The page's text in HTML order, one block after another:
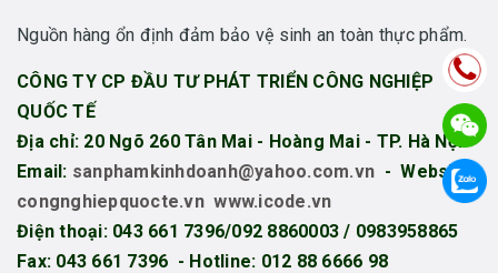
Nguồn hàng ổn định đảm bảo vệ sinh an toàn thực phẩm.
CÔNG TY CP ĐẦU TƯ PHÁT TRIỂN CÔNG NGHIỆP
QUỐC TẾ
Địa chỉ: 20 Ngõ 260 Tân Mai - Hoàng Mai - TP. Hà Nội
Email: sanphamkinhdoanh@yahoo.com.vn - Website:
congnghiepquocte.vn www.icode.vn
Điện thoại: 043 661 7396/092 8860003 / 0983958865
Fax: 043 661 7396 - Hotline: 012 88 6666 98